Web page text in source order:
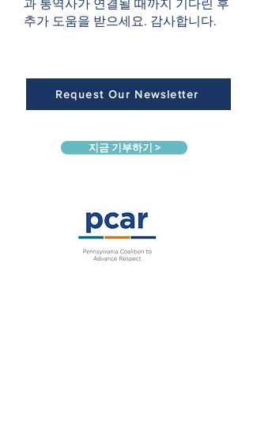
과 통역사가 연결될 때까지 기다린 후
추가 도움을 받으세요. 감사합니다.
Request Our Newsletter
지금 기부하기 >